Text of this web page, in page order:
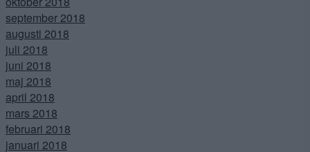
september 2018
augusti 2018
juli 2018
juni 2018
maj 2018
april 2018
mars 2018
februari 2018
januari 2018